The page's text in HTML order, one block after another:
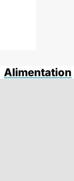
Alimentation